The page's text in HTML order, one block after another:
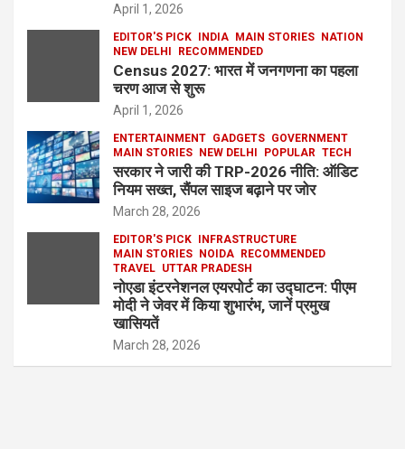
April 1, 2026
EDITOR'S PICK INDIA MAIN STORIES
NATION
NEW DELHI
RECOMMENDED
Census 2027: भारत में जनगणना का पहला
चरण आज से शुरू
April 1, 2026
ENTERTAINMENT GADGETS GOVERNMENT
MAIN STORIES
NEW DELHI POPULAR TECH
सरकार ने जारी की TRP-2026 नीति: ऑडिट
नियम सख्त, सैंपल साइज बढ़ाने पर जोर
March 28, 2026
EDITOR'S PICK
INFRASTRUCTURE
MAIN STORIES
NOIDA
RECOMMENDED
TRAVEL UTTAR PRADESH
नोएडा इंटरनेशनल एयरपोर्ट का उद्घाटन: पीएम
मोदी ने जेवर में किया शुभारंभ, जानें प्रमुख
खासियतें
March 28, 2026